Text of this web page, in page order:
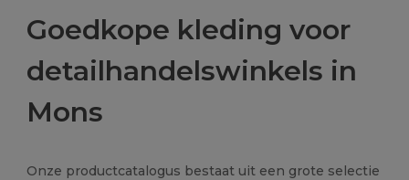
Goedkope kleding voor
detailhandelswinkels in
Mons
Onze productcatalogus bestaat uit een grote selectie